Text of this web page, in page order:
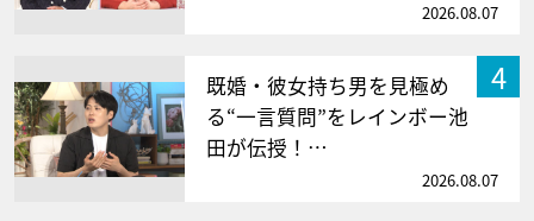
2026.08.07
4
既婚・彼女持ち男を見極め
る“一言質問”をレインボー池
田が伝授！…
2026.08.07